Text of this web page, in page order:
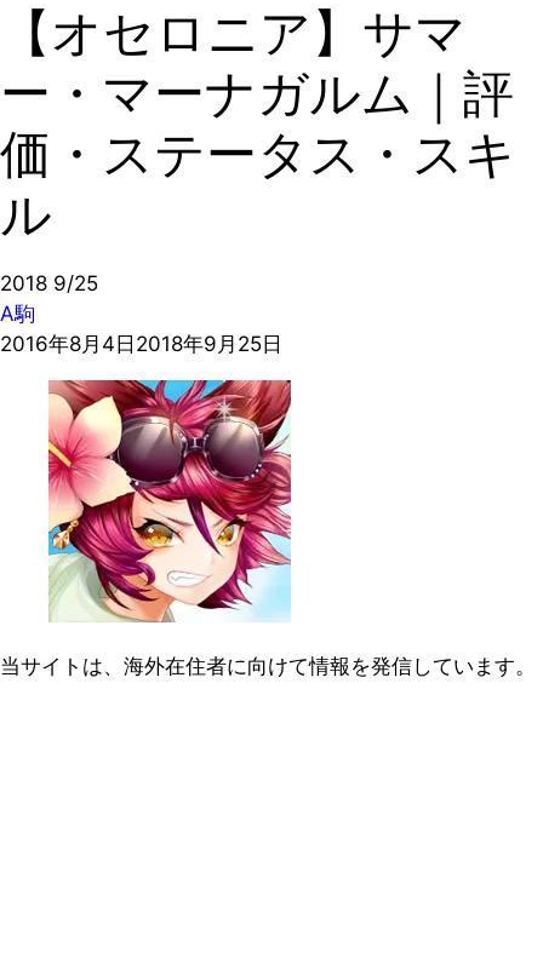
【オセロニア】サマ
ー・マーナガルム｜評
価・ステータス・スキ
ル
2018 9/25
A駒
2016年8月4日 2018年9月25日
当サイトは、海外在住者に向けて情報を発信しています。